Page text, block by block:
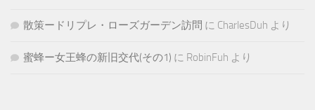
散策ードリプレ・ローズガーデン訪問 に CharlesDuh より
蜜蜂ー女王蜂の新旧交代(その1) に RobinFuh より